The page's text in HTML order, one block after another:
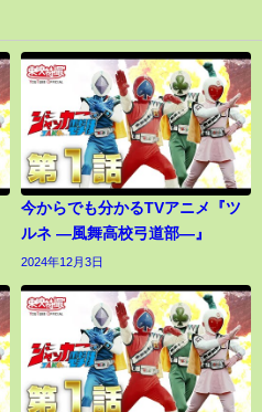
今からでも分かるTVアニメ『ツ
ルネ ―風舞高校弓道部―』
2024年12月3日